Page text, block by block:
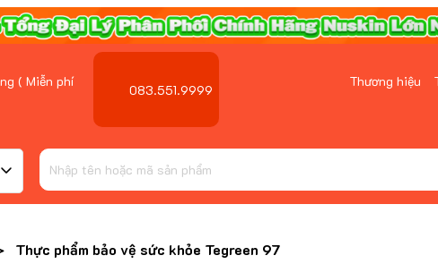
( Miễn phí
083.551.9999 Thương hiệu
Thực phẩm bảo vệ sức khỏe Tegreen 97